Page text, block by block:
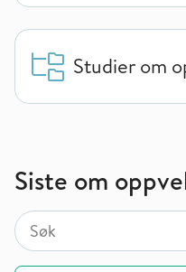
Studier om
Siste om
Søk på valgt sidetype i
Søk på valgt sidetype i